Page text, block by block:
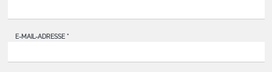
E-MAIL-ADRESSE *